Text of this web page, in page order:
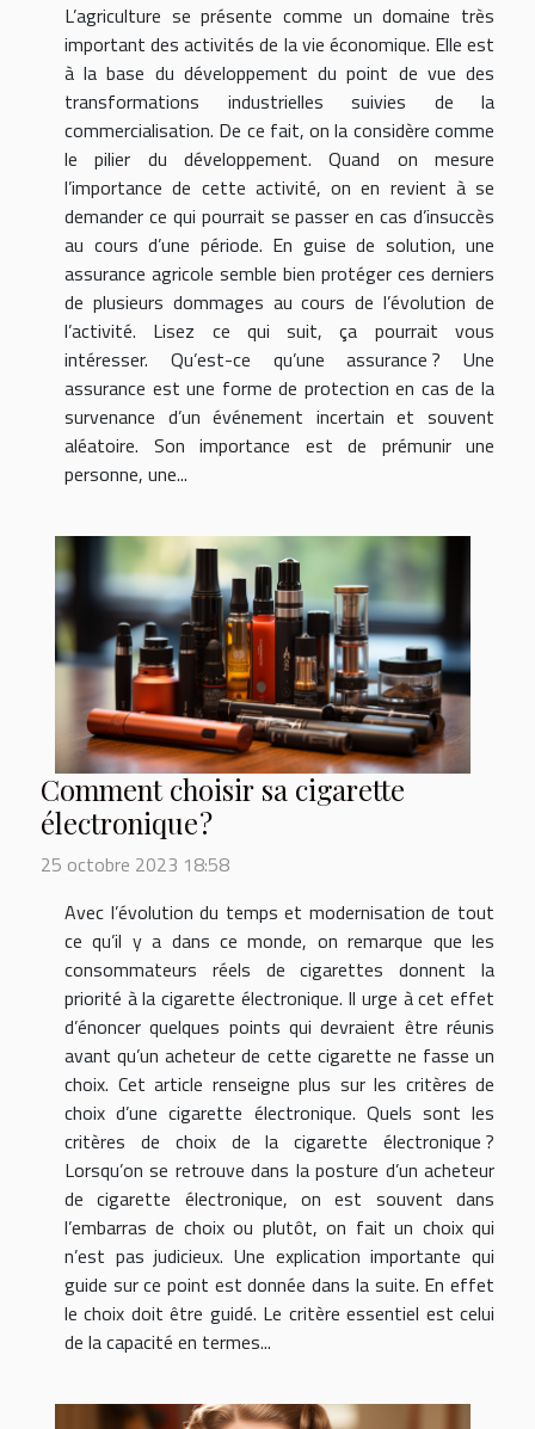
L’agriculture se présente comme un domaine très
important des activités de la vie économique. Elle est
à la base du développement du point de vue des
transformations industrielles suivies de la
commercialisation. De ce fait, on la considère comme
le pilier du développement. Quand on mesure
l’importance de cette activité, on en revient à se
demander ce qui pourrait se passer en cas d’insuccès
au cours d’une période. En guise de solution, une
assurance agricole semble bien protéger ces derniers
de plusieurs dommages au cours de l’évolution de
l’activité. Lisez ce qui suit, ça pourrait vous
intéresser. Qu’est-ce qu’une assurance ? Une
assurance est une forme de protection en cas de la
survenance d’un événement incertain et souvent
aléatoire. Son importance est de prémunir une
personne, une...
Comment choisir sa cigarette
électronique ?
25 octobre 2023 18:58
Avec l’évolution du temps et modernisation de tout
ce qu’il y a dans ce monde, on remarque que les
consommateurs réels de cigarettes donnent la
priorité à la cigarette électronique. Il urge à cet effet
d’énoncer quelques points qui devraient être réunis
avant qu’un acheteur de cette cigarette ne fasse un
choix. Cet article renseigne plus sur les critères de
choix d’une cigarette électronique. Quels sont les
critères de choix de la cigarette électronique ?
Lorsqu’on se retrouve dans la posture d’un acheteur
de cigarette électronique, on est souvent dans
l’embarras de choix ou plutôt, on fait un choix qui
n’est pas judicieux. Une explication importante qui
guide sur ce point est donnée dans la suite. En effet
le choix doit être guidé. Le critère essentiel est celui
de la capacité en termes...